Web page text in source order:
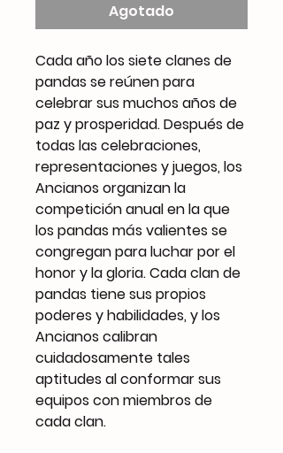
Agotado
Cada año los siete clanes de
pandas se reúnen para
celebrar sus muchos años de
paz y prosperidad. Después de
todas las celebraciones,
representaciones y juegos, los
Ancianos organizan la
competición anual en la que
los pandas más valientes se
congregan para luchar por el
honor y la gloria. Cada clan de
pandas tiene sus propios
poderes y habilidades, y los
Ancianos calibran
cuidadosamente tales
aptitudes al conformar sus
equipos con miembros de
cada clan.